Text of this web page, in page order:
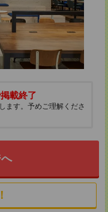
載終了
ます。予めご理解くださ